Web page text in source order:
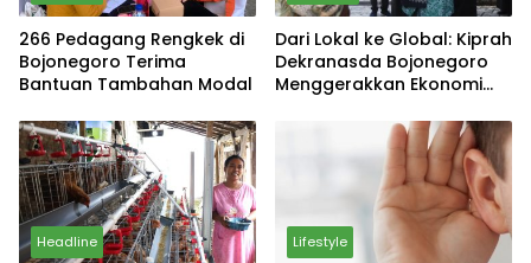
266 Pedagang Rengkek di
Bojonegoro Terima
Bantuan Tambahan Modal
Dari Lokal ke Global: Kiprah
Dekranasda Bojonegoro
Menggerakkan Ekonomi
Headline Lifestyle